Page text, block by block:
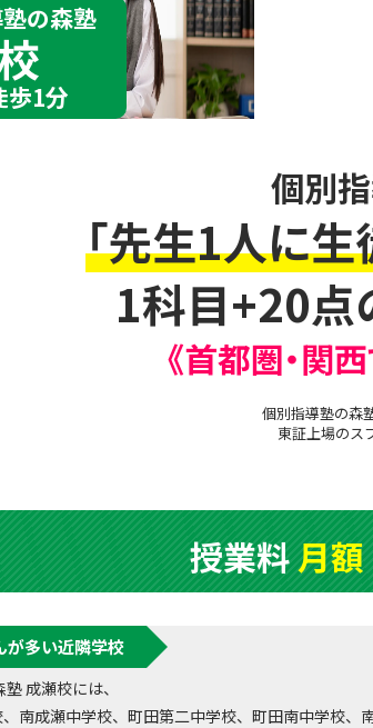
の森塾
歩1分
個別
「先生1人に生
1科目+20点
《首都圏・関
個別指導塾の森
東証上場のス
授業料月額
が多い近隣学校
成瀬校には、
南成瀬中学校、町田第二中学校、町田南中学校